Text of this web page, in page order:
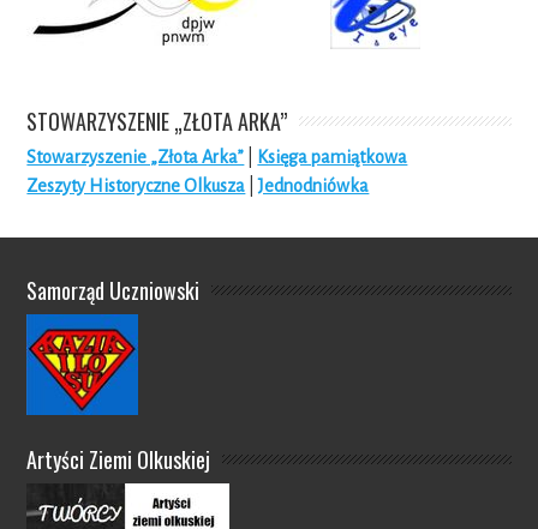
STOWARZYSZENIE „ZŁOTA ARKA”
Stowarzyszenie „Złota Arka”
Księga pamiątkowa
Zeszyty Historyczne Olkusza |Jednodniówka
Samorząd Uczniowski
Artyści Ziemi Olkuskiej